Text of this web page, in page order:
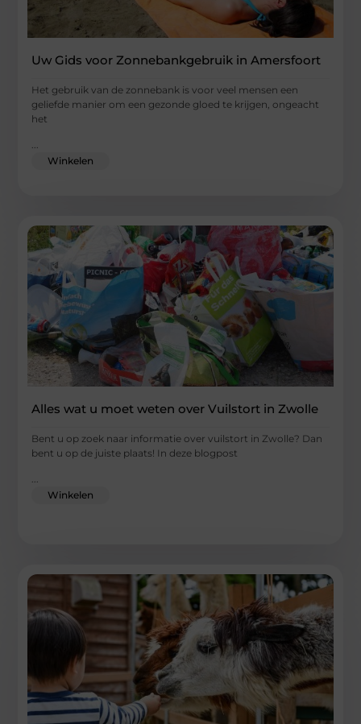
Uw Gids voor Zonnebankgebruik in Amersfoort
Het gebruik van de zonnebank is voor veel mensen een
geliefde manier om een gezonde gloed te krijgen, ongeacht
het
Winkelen
Alles wat u moet weten over Vuilstort in Zwolle
Bent u op zoek naar informatie over vuilstort in Zwolle? Dan
bent u op de juiste plaats! In deze blogpost
...
Winkelen